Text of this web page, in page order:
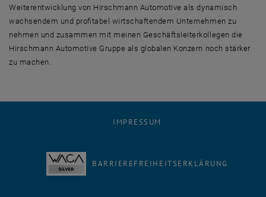
Weiterentwicklung von Hirschmann Automotive als dynamisch
wachsendem und profitabel wirtschaftendem Unternehmen zu
nehmen und zusammen mit meinen Geschäftsleiterkollegen die
Hirschmann Automotive Gruppe als globalen Konzern noch stärker
zu machen.
IMPRESSUM
BARRIEREFREIHEITSERKLÄRUNG